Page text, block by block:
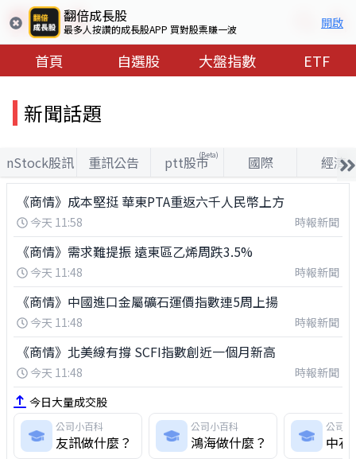
翻倍成長股
最多人按讚的成長股APP 買對股票賺一波 開啟
首頁 自選股 大盤指數 ETF
新聞話題
nStock股訊 重訊公告 ptt股市(Beta) 國際 經濟
《商情》成本堅挺 華東PTA重返六千人民幣上方
今天 11:58 時報新聞
《商情》需求難提振 遠東區乙烯周跌3.5%
今天 11:48 時報新聞
《商情》中國進口金屬礦石運價指數連5周上揚
今天 11:48 時報新聞
《商情》北美線有撐 SCFI指數創近一個月新高
今天 11:48
時報新聞
今日大量成交股
公司小百科
友訊做什麼？
公司小百科
鴻海做什麼？
公司
中石